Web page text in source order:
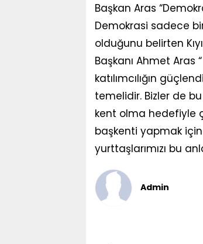
Başkan Aras
Demokrasi sadece
olduğunu belirten
Başkanı Ahmet Aras
katılımcılığın
temelidir. Bizler de
kent olma hedefiyle
başkenti yapmak
yurttaşlarımızı bu
Admin